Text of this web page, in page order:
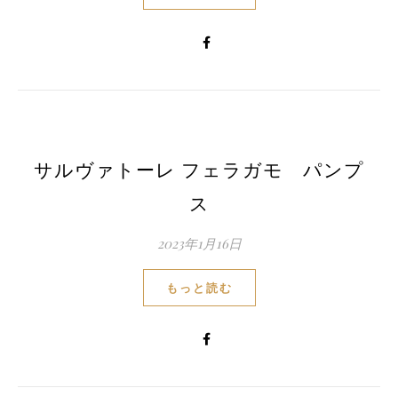
サルヴァトーレ フェラガモ パンプ
ス
2023年1月16日
もっと読む